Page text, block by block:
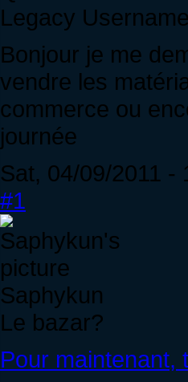
Legacy Username
Bonjour je me
vendre les
commerce ou
journée
Sat, 04/09/2011 -
#1
Saphykun
Le bazar?
Pour maintenant,